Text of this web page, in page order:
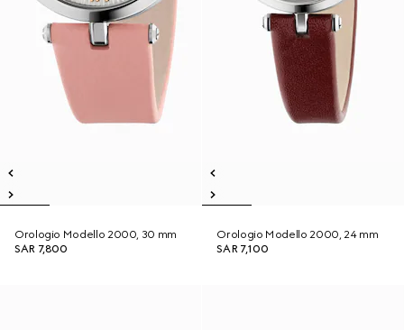
Orologio Modello 2000, 30 mm
SAR 7,800
Orologio Modello 2000, 24 mm
SAR 7,100